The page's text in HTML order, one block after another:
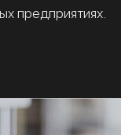
предприятиях.